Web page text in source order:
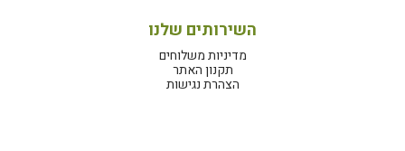
השירותים שלנו
מדיניות משלוחים
תקנון האתר
הצהרת נגישות